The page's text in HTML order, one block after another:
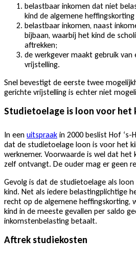
belastbaar inkomen dat niet
kind de algemene
belastbaar inkomen, naast
bijbaan, waarbij het kind de
aftrekken;
de werkgever maakt gebruik van
vrijstelling.
Snel bevestigt de eerste twee
gerichte vrijstelling is echter niet
Studietoelage is loon voor het
In een uitspraak in 2000 beslist Hof ‘s-
dat de studietoelage loon is voor het
werknemer. Voorwaarde is wel dat het
zelf ontvangt. De ouder mag er geen
Gevolg is dat de studietoelage als
kind. Net als iedere belastingplichtige
recht op de algemene heffingskorting,
kind in de meeste gevallen per saldo
inkomstenbelasting betaalt.
Aftrek studiekosten